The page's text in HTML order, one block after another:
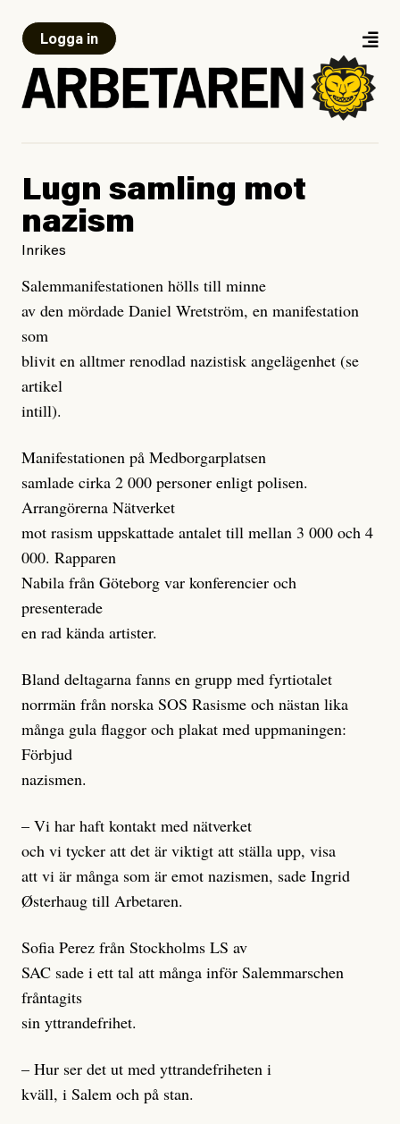
Logga in
Lugn samling mot
nazism
Inrikes
Salemmanifestationen hölls till minne
av den mördade Daniel Wretström, en manifestation
som
blivit en alltmer renodlad nazistisk angelägenhet (se
artikel
intill).
Manifestationen på Medborgarplatsen
samlade cirka 2 000 personer enligt polisen.
Arrangörerna Nätverket
mot rasism uppskattade antalet till mellan 3 000 och 4
000. Rapparen
Nabila från Göteborg var konferencier och
presenterade
en rad kända artister.
Bland deltagarna fanns en grupp med fyrtiotalet
norrmän från norska SOS Rasisme och nästan lika
många gula flaggor och plakat med uppmaningen:
Förbjud
nazismen.
– Vi har haft kontakt med nätverket
och vi tycker att det är viktigt att ställa upp, visa
att vi är många som är emot nazismen, sade Ingrid
Østerhaug till Arbetaren.
Sofia Perez från Stockholms LS av
SAC sade i ett tal att många inför Salemmarschen
fråntagits
sin yttrandefrihet.
– Hur ser det ut med yttrandefriheten i
kväll, i Salem och på stan.